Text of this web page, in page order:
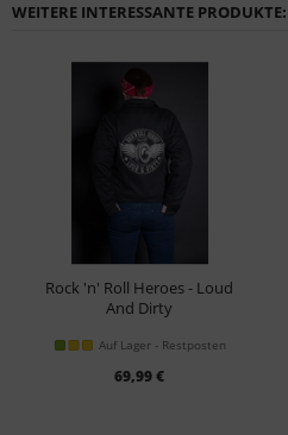
WEITERE INTERESSANTE PRODUKTE:
Rock 'n' Roll Heroes - Loud
And Dirty
Auf Lager - Restposten
69,99 €